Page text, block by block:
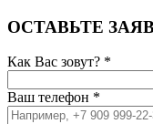
ОСТАВЬТЕ
Как Вас зовут? *
Ваш телефон *